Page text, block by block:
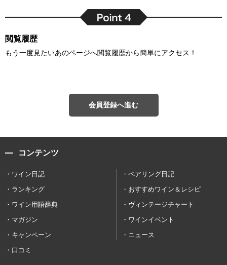
閲覧履歴
もう一度見たいあのページへ閲覧履歴から簡単にアクセス！
会員登録へ進む
コンテンツ
ワイン日記
ペアリング日記
ランキング
おすすめワイン＆レシピ
ワイン用語辞典
ヴィンテージチャート
マガジン
ワインイベント
キャンペーン
ニュース
口コミ